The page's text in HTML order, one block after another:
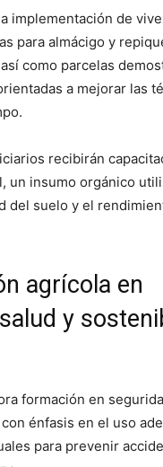
implementación de
para almácigo y
como parcelas
a mejorar las
recibirán
un insumo orgánico
del suelo y el
agrícola en
y
formación en
énfasis en el uso
para prevenir